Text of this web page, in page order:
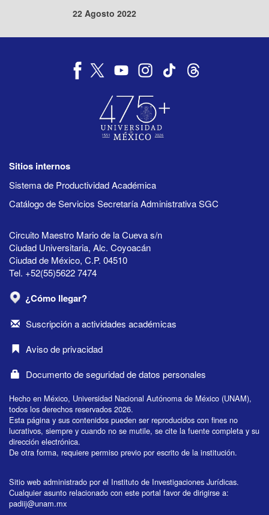
22 Agosto 2022
Sitios internos
Sistema de Productividad Académica
Catálogo de Servicios Secretaría Administrativa SGC
Circuito Maestro Mario de la Cueva s/n
Ciudad Universitaria, Alc. Coyoacán
Ciudad de México, C.P. 04510
Tel. +52(55)5622 7474
¿Cómo llegar?
Suscripción a actividades académicas
Aviso de privacidad
Documento de seguridad de datos personales
Hecho en México, Universidad Nacional Autónoma de México (UNAM),
todos los derechos reservados 2026.
Esta página y sus contenidos pueden ser reproducidos con fines no
lucrativos, siempre y cuando no se mutile, se cite la fuente completa y su
dirección electrónica.
De otra forma, requiere permiso previo por escrito de la institución.
Sitio web administrado por el Instituto de Investigaciones Jurídicas.
Cualquier asunto relacionado con este portal favor de dirigirse a:
padiij@unam.mx